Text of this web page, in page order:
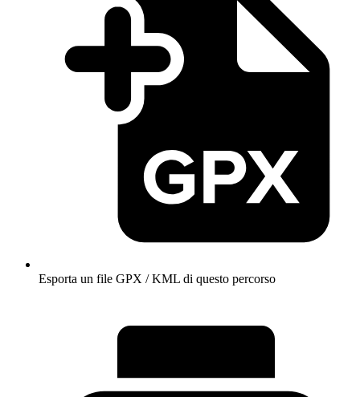
Esporta un file GPX / KML di questo percorso